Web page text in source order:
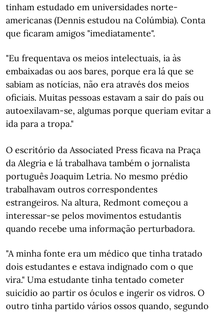
tinham estudado em universidades norte-
americanas (Dennis estudou na Colúmbia). Conta
que ficaram amigos "imediatamente".
"Eu frequentava os meios intelectuais, ia às
embaixadas ou aos bares, porque era lá que se
sabiam as notícias, não era através dos meios
oficiais. Muitas pessoas estavam a sair do país ou
autoexilavam-se, algumas porque queriam evitar a
ida para a tropa."
O escritório da Associated Press ficava na Praça
da Alegria e lá trabalhava também o jornalista
português Joaquim Letria. No mesmo prédio
trabalhavam outros correspondentes
estrangeiros. Na altura, Redmont começou a
interessar-se pelos movimentos estudantis
quando recebe uma informação perturbadora.
"A minha fonte era um médico que tinha tratado
dois estudantes e estava indignado com o que
vira." Uma estudante tinha tentado cometer
suicídio ao partir os óculos e ingerir os vidros. O
outro tinha partido vários ossos quando, segundo